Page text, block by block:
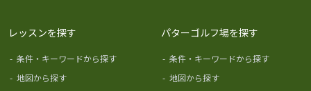
レッスンを探す
- 条件・キーワードから探す
- 地図から探す
パターゴルフ場を探す
- 条件・キーワードから探す
- 地図から探す